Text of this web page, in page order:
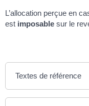
L’allocation perçue en
est imposable sur le
Textes de référence